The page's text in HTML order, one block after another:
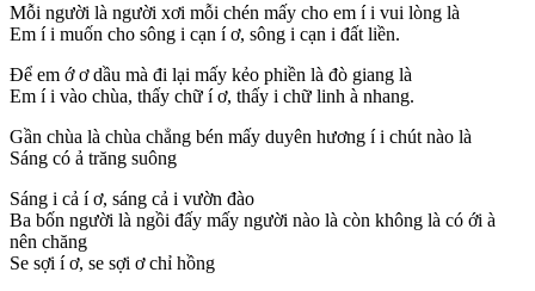
Mỗi người là người xơi mỗi chén mấy cho em í i vui lòng là
Em í i muốn cho sông i cạn í ơ, sông i cạn i đất liền.
Để em ớ ơ dầu mà đi lại mấy kẻo phiền là đò giang là
Em í i vào chùa, thấy chữ í ơ, thấy i chữ linh à nhang.
Gần chùa là chùa chẳng bén mấy duyên hương í i chút nào là
Sáng có ả trăng suông
Sáng i cả í ơ, sáng cả i vườn đào
Ba bốn người là ngồi đấy mấy người nào là còn không là có ới à
nên chăng
Se sợi í ơ, se sợi ơ chỉ hồng